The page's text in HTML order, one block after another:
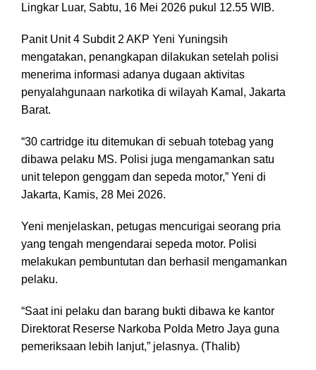
Lingkar Luar, Sabtu, 16 Mei 2026 pukul 12.55 WIB.
Panit Unit 4 Subdit 2 AKP Yeni Yuningsih
mengatakan, penangkapan dilakukan setelah polisi
menerima informasi adanya dugaan aktivitas
penyalahgunaan narkotika di wilayah Kamal, Jakarta
Barat.
“30 cartridge itu ditemukan di sebuah totebag yang
dibawa pelaku MS. Polisi juga mengamankan satu
unit telepon genggam dan sepeda motor,” Yeni di
Jakarta, Kamis, 28 Mei 2026.
Yeni menjelaskan, petugas mencurigai seorang pria
yang tengah mengendarai sepeda motor. Polisi
melakukan pembuntutan dan berhasil mengamankan
pelaku.
“Saat ini pelaku dan barang bukti dibawa ke kantor
Direktorat Reserse Narkoba Polda Metro Jaya guna
pemeriksaan lebih lanjut,” jelasnya. (Thalib)